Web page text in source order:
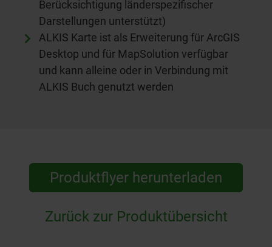
Berücksichtigung länderspezifischer
Darstellungen unterstützt)
ALKIS Karte ist als Erweiterung für ArcGIS
Desktop und für MapSolution verfügbar
und kann alleine oder in Verbindung mit
ALKIS Buch genutzt werden
Produktflyer herunterladen
Zurück zur Produktübersicht